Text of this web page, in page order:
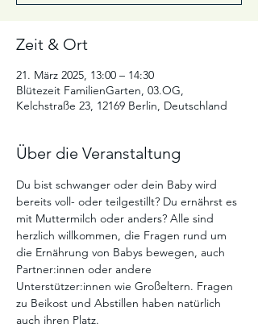
Zeit & Ort
21. März 2025, 13:00 – 14:30
Blütezeit FamilienGarten, 03.OG,
Kelchstraße 23, 12169 Berlin, Deutschland
Über die Veranstaltung
Du bist schwanger oder dein Baby wird
bereits voll- oder teilgestillt? Du ernährst es
mit Muttermilch oder anders? Alle sind
herzlich willkommen, die Fragen rund um
die Ernährung von Babys bewegen, auch
Partner:innen oder andere
Unterstützer:innen wie Großeltern. Fragen
zu Beikost und Abstillen haben natürlich
auch ihren Platz.